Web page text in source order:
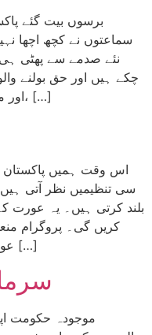
سماعتوں نے کچھ اچھا
نئے صدمے سے پھٹی
چکے ہیں اور حق بولنے
اور میڈیا ہے کہ گولی، بارود، موت، جرائم، […]
سی تنظیمیں نظر آتی
بلند کرتی ہیں۔ یہ عورت
کریں گی۔ پروگرام
عورت کو مظلوم اور مجبور کہا جائے گا […]